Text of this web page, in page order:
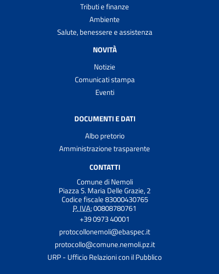
Tributi e finanze
Ambiente
Salute, benessere e assistenza
NOVITÀ
Notizie
Comunicati stampa
Eventi
DOCUMENTI E DATI
Albo pretorio
Amministrazione trasparente
CONTATTI
Comune di Nemoli
Piazza S. Maria Delle Grazie, 2
Codice fiscale 83000430765
P. IVA:00808780761
+39 0973 40001
protocollonemoli@ebaspec.it
protocollo@comune.nemoli.pz.it
URP - Ufficio Relazioni con il Pubblico